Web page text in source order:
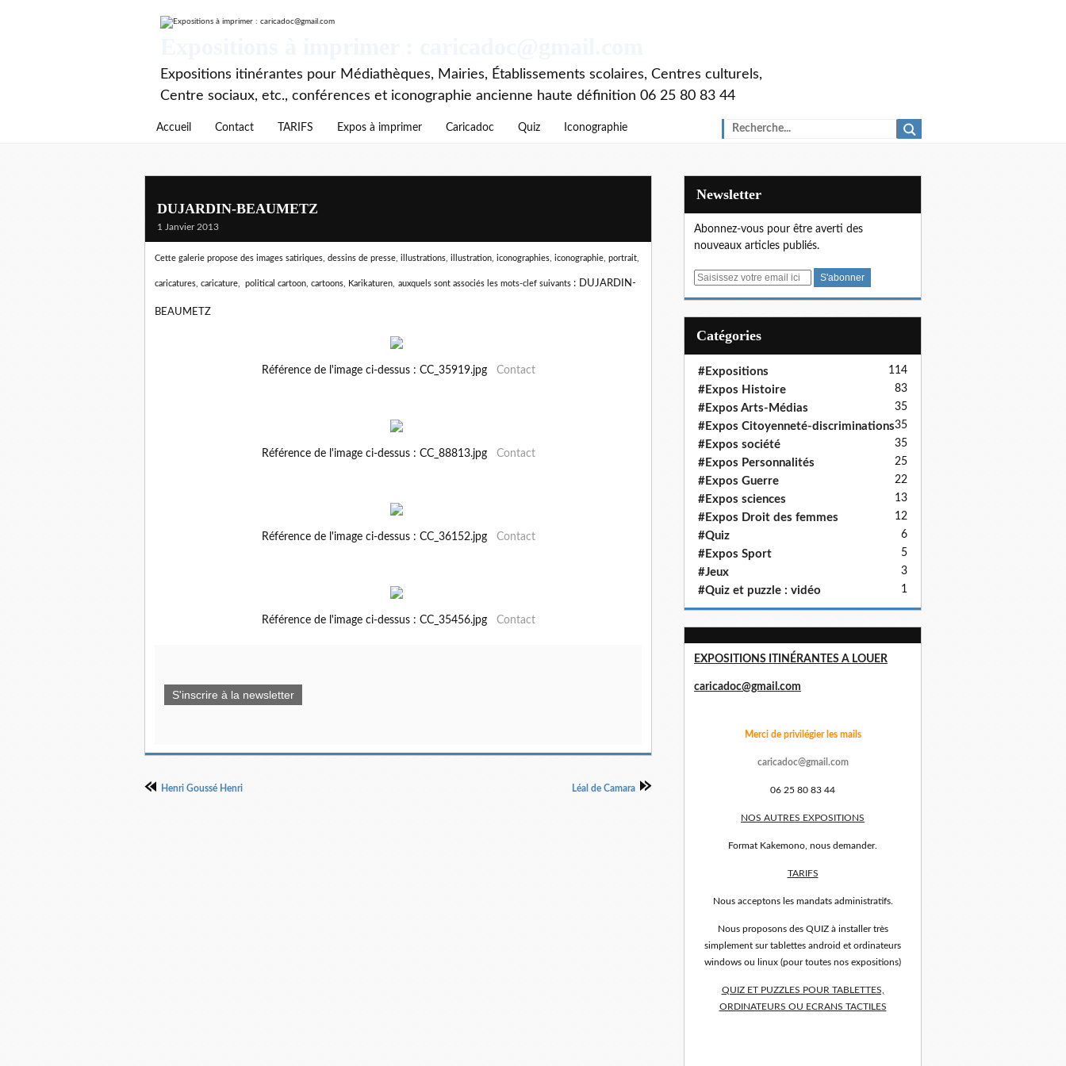
Expositions itinérantes pour Médiathèques, Mairies, Établissements scolaires, Centres culturels,
Centre sociaux, etc., conférences et iconographie ancienne haute définition 06 25 80 83 44
Accueil Contact TARIFS Expos à imprimer Caricadoc Quiz Iconographie
DUJARDIN-BEAUMETZ
1 Janvier 2013
Cette galerie propose des images satiriques, dessins de presse, illustrations, illustration, iconographies, iconographie, portrait,
caricatures, caricature, political cartoon, cartoons, Karikaturen, auxquels sont associés les mots-clef suivants : DUJARDIN-
BEAUMETZ
Référence de l'image ci-dessus : CC_35919.jpg Contact
Référence de l'image ci-dessus : CC_88813.jpg Contact
Référence de l'image ci-dessus : CC_36152.jpg Contact
Référence de l'image ci-dessus : CC_35456.jpg Contact
S'inscrire à la newsletter
Henri Goussé Henri Léal de Camara
Newsletter
Abonnez-vous pour être averti des
nouveaux articles publiés.
E
Catégories
#Expositions 114
#Expos Histoire 83
#Expos Arts-Médias 35
#Expos Citoyenneté-discriminations35
#Expos société 35
#Expos Personnalités 25
#Expos Guerre 22
#Expos sciences 13
#Expos Droit des femmes 12
#Quiz 6
#Expos Sport 5
#Jeux 3
#Quiz et puzzle : vidéo 1
EXPOSITIONS ITINÉRANTES A LOUER
caricadoc@gmail.com
Merci de privilégier les mails
caricadoc@gmail.com
06 25 80 83 44
NOS AUTRES EXPOSITIONS
Format Kakemono, nous demander.
TARIFS
Nous acceptons les mandats administratifs.
Nous proposons des QUIZ à installer très
simplement sur tablettes android et ordinateurs
windows ou linux (pour toutes nos expositions)
QUIZ ET PUZZLES POUR TABLETTES,
ORDINATEURS OU ECRANS TACTILES